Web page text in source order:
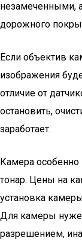
незамеченными,
дорожного
Если объектив
изображения
отличие от
остановить,
заработает.
Камера особенно
тонар. Цены на
установка
Для камеры
разрешением,